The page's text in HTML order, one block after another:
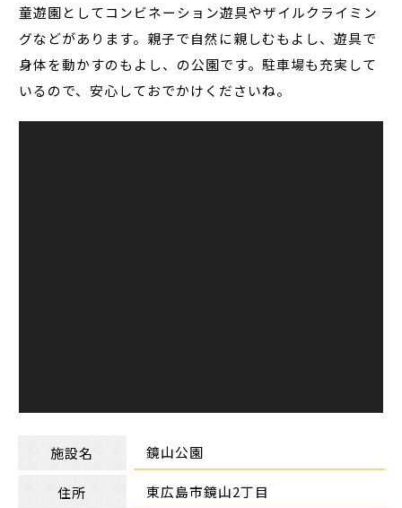
童遊園としてコンビネーション遊具やザイルクライミン
グなどがあります。親子で自然に親しむもよし、遊具で
身体を動かすのもよし、の公園です。駐車場も充実して
いるので、安心しておでかけくださいね。
施設名 鏡山公園
住所 東広島市鏡山2丁目